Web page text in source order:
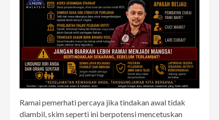
Ramai pemerhati percaya jika tindakan awal tidak
diambil, skim seperti ini berpotensi mencetuskan